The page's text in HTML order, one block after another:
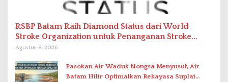
RSBP Batam Raih Diamond Status dari World
Stroke Organization untuk Penanganan Stroke
Berstandar Internasional
Agustus 8, 2026
Pasokan Air Waduk Nongsa Menyusut, Air
Batam Hilir Optimalkan Rekayasa Suplai